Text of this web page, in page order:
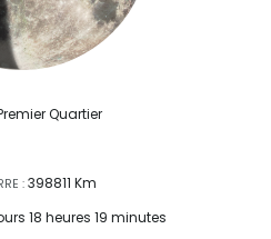
Quartier
:398811 Km
18 heures 19 minutes